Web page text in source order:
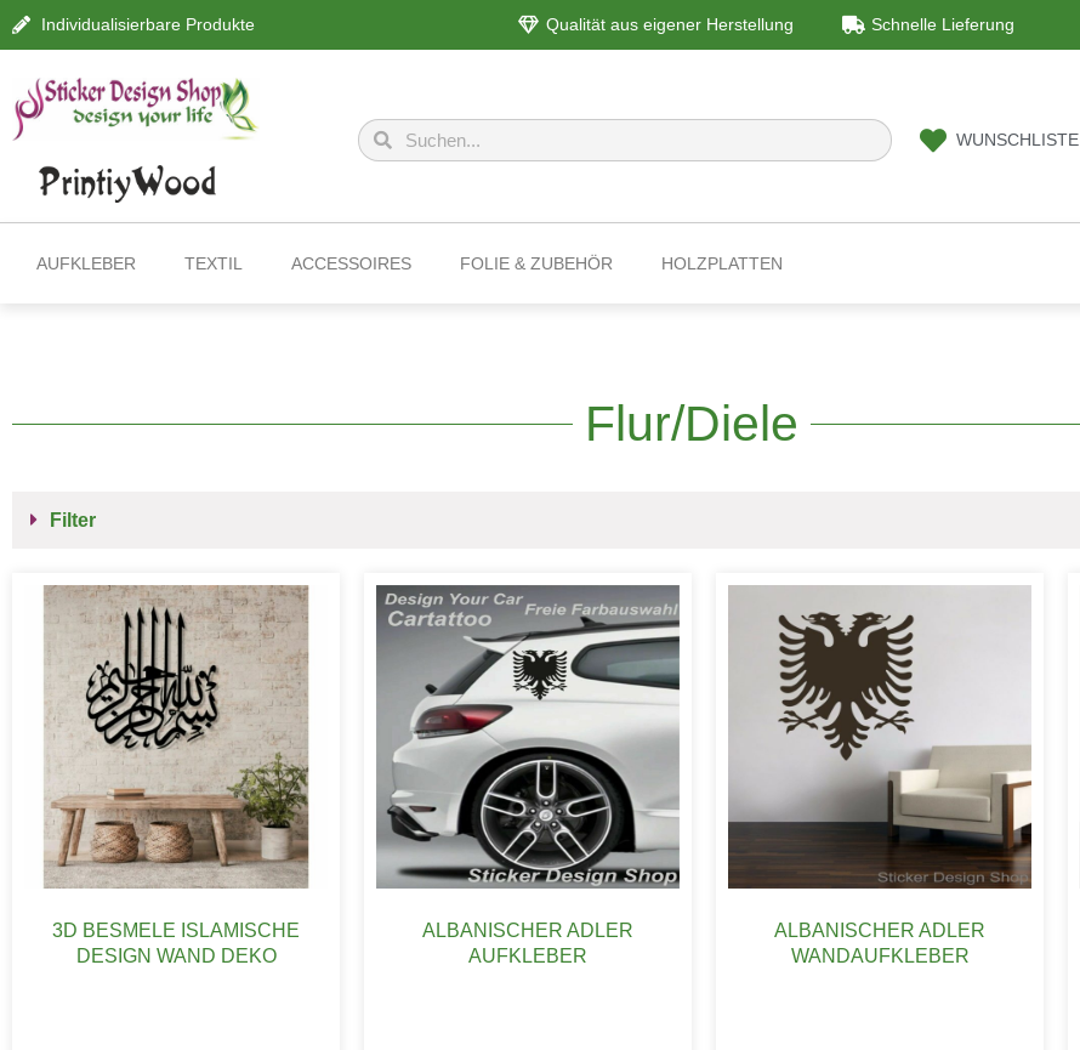
Individualisierbare Produkte Qualität aus eigener Herstellung Schnelle Lieferung
WUNSCHLISTE
AUFKLEBER TEXTIL ACCESSOIRES FOLIE & ZUBEHÖR HOLZPLATTEN
Flur/Diele
Filter
3D BESMELE ISLAMISCHE
DESIGN WAND DEKO
ALBANISCHER ADLER
AUFKLEBER
ALBANISCHER ADLER
WANDAUFKLEBER